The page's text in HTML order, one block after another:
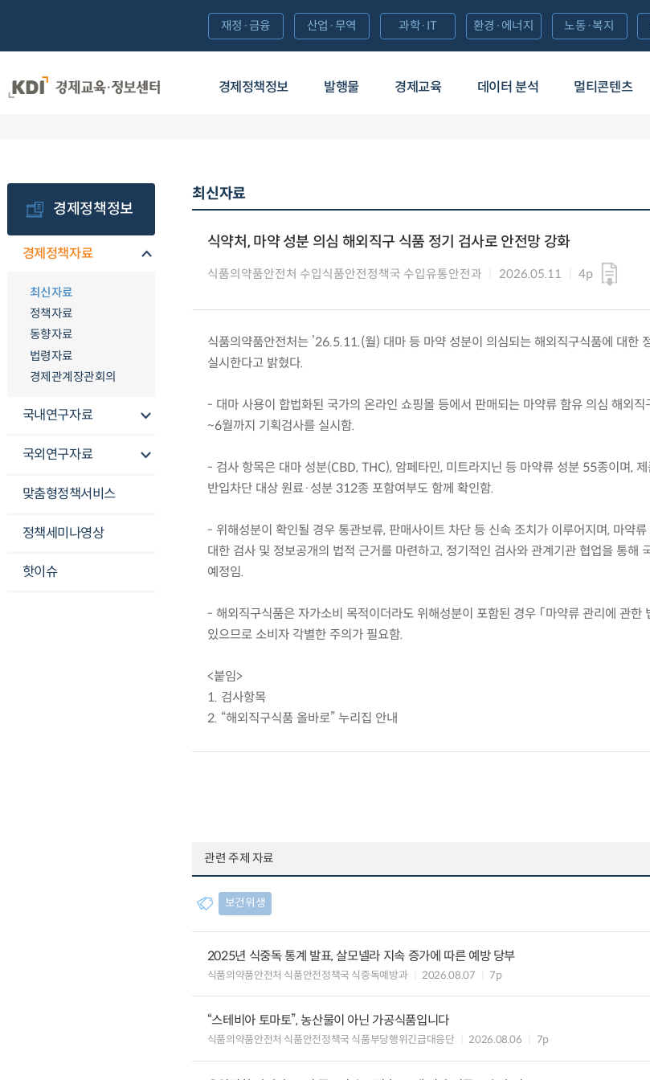
경제정책정보 발행물 경제교육 데이터 분석 멀티콘텐츠
재정·금융 산업·무역 과학·IT 환경·에너지 노동·복지
경제정책정보
경제정책자료
최신자료
정책자료
동향자료
법령자료
경제관계장관회의
국내연구자료
국외연구자료
맞춤형정책서비스
정책세미나영상
핫이슈
최신자료
식약처, 마약 성분 의심 해외직구 식품 정기 검사로 안전망 강화
식품의약품안전처 수입식품안전정책국 수입유통안전과 2026.05.11 4p
식품의약품안전처는 ’26.5.11.(월) 대마 등 마약 성분이 의심되는 해외직구식품에 대한
실시한다고 밝혔다.
- 대마 사용이 합법화된 국가의 온라인 쇼핑몰 등에서 판매되는 마약류 함유 의심 해외직
~6월까지 기획검사를 실시함.
- 검사 항목은 대마 성분(CBD, THC), 암페타민, 미트라지닌 등 마약류 성분 55종이며,
반입차단 대상 원료·성분 312종 포함여부도 함께 확인함.
- 위해성분이 확인될 경우 통관보류, 판매사이트 차단 등 신속 조치가 이루어지며, 마약류
대한 검사 및 정보공개의 법적 근거를 마련하고, 정기적인 검사와 관계기관 협업을 통해
예정임.
- 해외직구식품은 자가소비 목적이더라도 위해성분이 포함된 경우 「마약류 관리에 관한
있으므로 소비자 각별한 주의가 필요함.
<붙임>
1. 검사항목
2. “해외직구식품 올바로” 누리집 안내
관련 주제 자료
보건위생
2025년 식중독 통계 발표, 살모넬라 지속 증가에 따른 예방 당부
식품의약품안전처 식품안전정책국 식중독예방과 2026.08.07 7p
“스테비아 토마토”, 농산물이 아닌 가공식품입니다
식품의약품안전처 식품안전정책국 식품부당행위긴급대응단 2026.08.06 7p